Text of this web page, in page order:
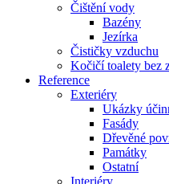
Čištění vody
Bazény
Jezírka
Čističky vzduchu
Kočičí toalety bez
Reference
Exteriéry
Ukázky
Fasády
Dřevěné
Památky
Ostatní
Interiéry